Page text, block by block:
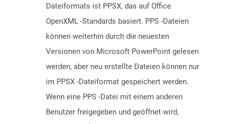
Dateiformats ist PPSX, das auf Office
OpenXML -Standards basiert. PPS -Dateien
können weiterhin durch die neuesten
Versionen von Microsoft PowerPoint gelesen
werden, aber neu erstellte Dateien können nur
im PPSX -Dateiformat gespeichert werden.
Wenn eine PPS -Datei mit einem anderen
Benutzer freigegeben und geöffnet wird,